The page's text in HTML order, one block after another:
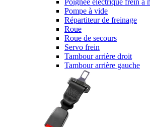
Poignée électrique frein à
Pompe à vide
Répartiteur de freinage
Roue
Roue de secours
Servo frein
Tambour arrière droit
Tambour arrière gauche